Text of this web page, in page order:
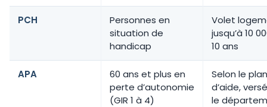
PCH
Personnes en
situation de
handicap
Volet
jusqu’à 10
10 ans
APA
60 ans et plus en
perte d’autonomie
(GIR 1 à 4)
Selon le plan
d’aide,
le